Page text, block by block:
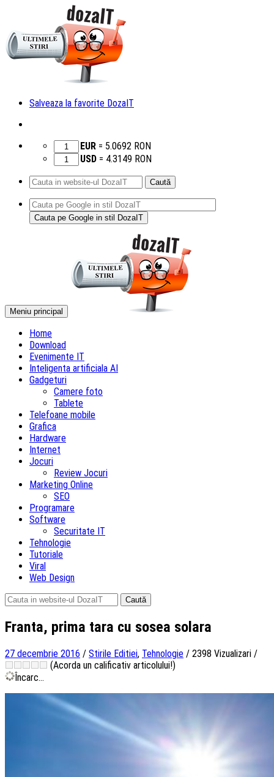
Salveaza la favorite DozaIT
EUR = 5.0692 RON
USD = 4.3149 RON
Caută
după:
Meniu principal
Home
Download
Evenimente IT
Inteligenta artificiala AI
Gadgeturi
Camere foto
Tablete
Telefoane mobile
Grafica
Hardware
Internet
Jocuri
Review Jocuri
Marketing Online
SEO
Programare
Software
Securitate IT
Tehnologie
Tutoriale
Viral
Web Design
Caută
după:
Franta, prima tara cu sosea solara
27 decembrie 2016 / Stirile Editiei, Tehnologie / 2398 Vizualizari /
(Acorda un calificativ articolului!)
Încarc...